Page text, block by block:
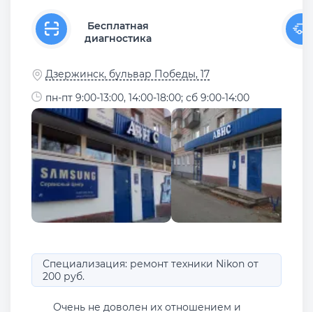
Бесплатная
диагностика
Дзержинск, бульвар Победы, 17
пн-пт 9:00-13:00, 14:00-18:00; сб 9:00-14:00
Специализация: ремонт техники Nikon от
200 руб.
Очень не доволен их отношением и